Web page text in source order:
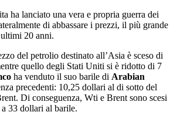
ha lanciato una vera e propria guerra dei
di abbassare i prezzi, il più grande
20 anni.
del petrolio destinato all’Asia è sceso di
quello degli Stati Uniti si è ridotto di 7
ha venduto il suo barile di Arabian
precedenti: 10,25 dollari al di sotto del
Di conseguenza, Wti e Brent sono scesi
33 dollari al barile.